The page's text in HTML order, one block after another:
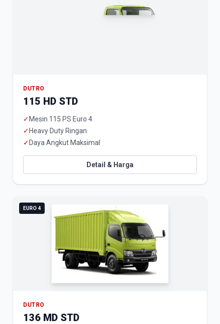
DUTRO
115 HD STD
✓ Mesin 115 PS Euro 4
✓ Heavy Duty Ringan
✓ Daya Angkut Maksimal
Detail & Harga
EURO 4
DUTRO
136 MD STD